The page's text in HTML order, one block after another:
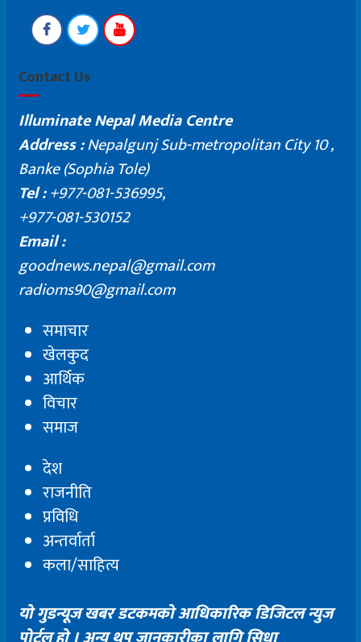
Contact Us
Illuminate Nepal Media Centre
Address :Nepalgunj Sub-metropolitan City 10 ,
Banke (Sophia Tole)
Tel :+977-081-536995,
+977-081-530152
Email :
goodnews.nepal@gmail.com
radioms90@gmail.com
समाचार
खेलकुद
आर्थिक
विचार
समाज
देश
राजनीति
प्रविधि
अन्तर्वार्ता
कला/साहित्य
यो गुडन्यूज खबर डटकमको आधिकारिक डिजिटल न्युज